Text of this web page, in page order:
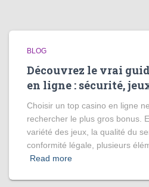
BLOG
Découvrez le vrai
en ligne : sécurité,
Choisir un top casino en ligne
rechercher le plus gros bonus.
variété des jeux, la qualité du
conformité légale, plusieurs
Read more